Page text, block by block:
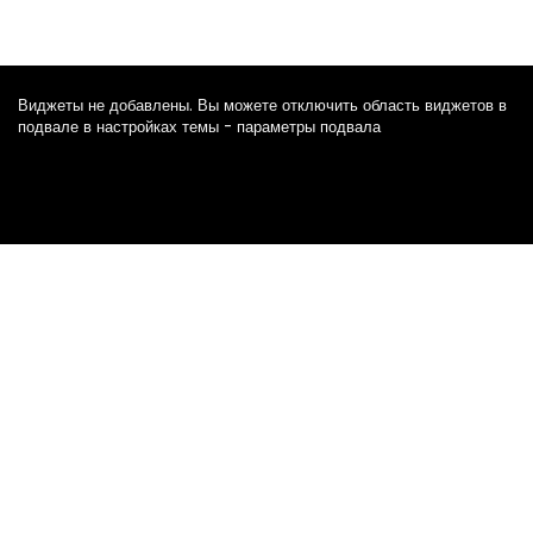
Виджеты не добавлены. Вы можете отключить область виджетов в
подвале в настройках темы - параметры подвала